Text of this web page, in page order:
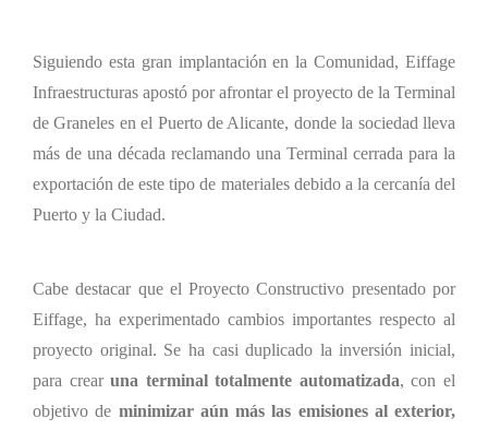
Siguiendo esta gran implantación en la Comunidad, Eiffage
Infraestructuras apostó por afrontar el proyecto de la Terminal
de Graneles en el Puerto de Alicante, donde la sociedad lleva
más de una década reclamando una Terminal cerrada para la
exportación de este tipo de materiales debido a la cercanía del
Puerto y la Ciudad.
Cabe destacar que el Proyecto Constructivo presentado por
Eiffage, ha experimentado cambios importantes respecto al
proyecto original. Se ha casi duplicado la inversión inicial,
para crearuna terminal totalmente automatizada, con el
objetivo de minimizar aún más las emisiones al exterior,